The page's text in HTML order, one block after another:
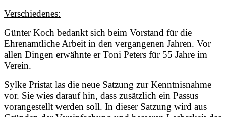
Verschiedenes:
Günter Koch bedankt sich beim Vorstand für die
Ehrenamtliche Arbeit in den vergangenen Jahren. Vor
allen Dingen erwähnte er Toni Peters für 55 Jahre im
Verein.
Sylke Pristat las die neue Satzung zur Kenntnisnahme
vor. Sie wies darauf hin, dass zusätzlich ein Passus
vorangestellt werden soll. In dieser Satzung wird aus